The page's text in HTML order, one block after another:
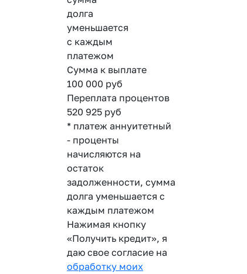
долга
уменьшается
с каждым
платежом
Сумма к выплате
100 000 руб
Переплата процентов
520 925 руб
* платеж аннуитетный
- проценты
начисляются на
остаток
задолженности, сумма
долга уменьшается с
каждым платежом
Нажимая кнопку
«Получить кредит», я
даю свое согласие на
обработку моих